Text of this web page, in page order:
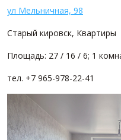
ул Мельничная, 98
Старый кировск, Квартиры
Площадь: 27 / 16 / 6; 1
тел. +7 965-978-22-41